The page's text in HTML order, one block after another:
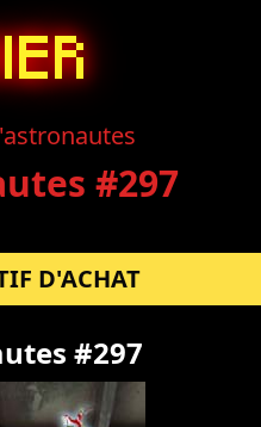
#297
D'ACHAT
#297